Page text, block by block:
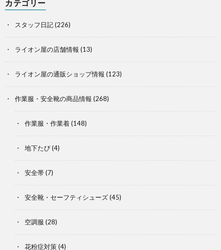
カテゴリー
スタッフ日記(226)
ライオン屋の店舗情報 (13)
ライオン屋の通販ショップ情報 (123)
作業服・安全靴の商品情報 (268)
作業服・作業着(148)
地下たび(4)
安全帯(7)
安全靴・セーフティシューズ(45)
空調服 (28)
花粉症対策(4)